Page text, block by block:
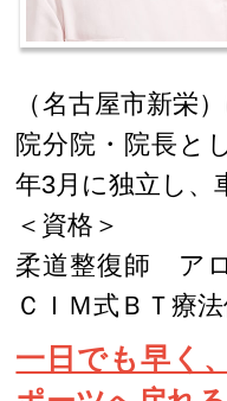
（名古屋市新栄
院分院・院長と
年3月に独立し、
＜資格＞
柔道整復師 ア
ＣＩＭ式ＢＴ療
一日でも早く